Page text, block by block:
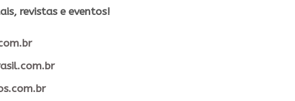
revistas e eventos​!